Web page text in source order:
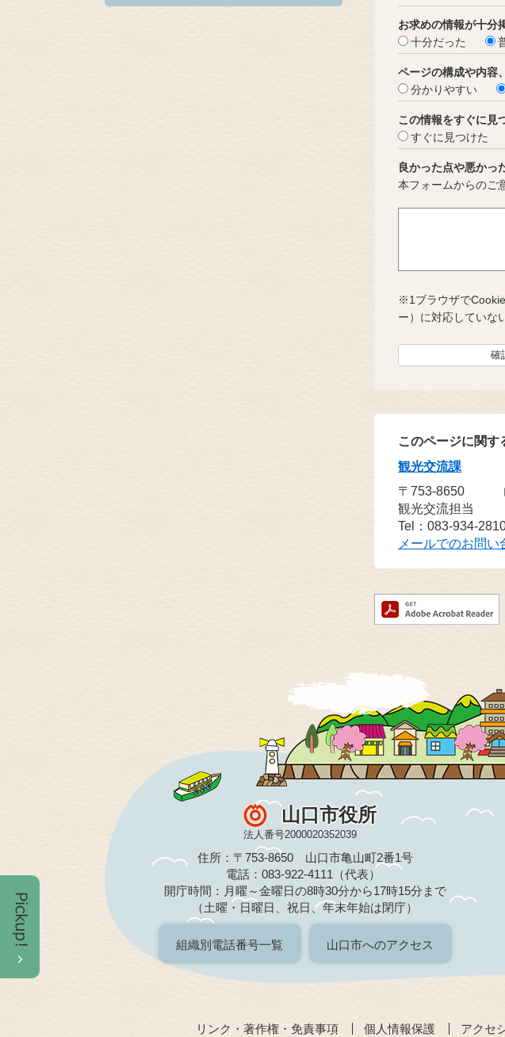
お求めの情報が十分
十分だった
ページの構成や内容
分かりやすい
この情報をすぐに見
すぐに見つけた
良かった点や悪かっ
本フォームからのご
※1ブラウザで
ー）に対応していな
このページに関す
観光交流課
〒753-8650
観光交流担当
Tel：083-934-
メールでのお問い
山口市役所
法人番号2000020352039
住所：〒753-8650 山口市亀山町2番1号
電話：083-922-4111（代表）
開庁時間：月曜～金曜日の8時30分から17時15分まで
（土曜・日曜日、祝日、年末年始は閉庁）
組織別電話番号一覧 山口市へのアクセス
リンク・著作権・免責事項 個人情報保護 アクセ